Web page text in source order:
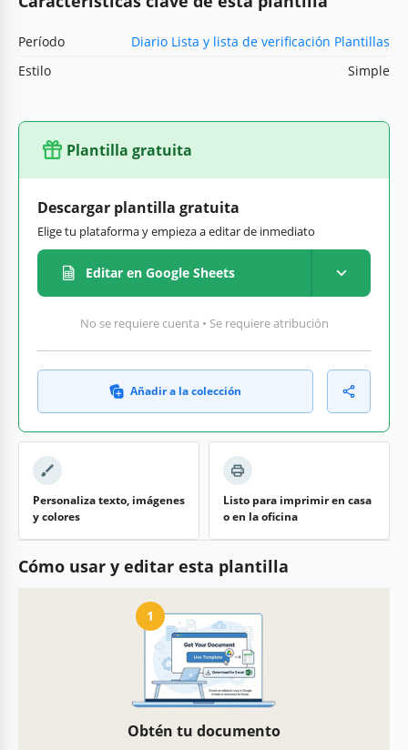
Período
Diario Lista y lista de verificación Plantillas
Estilo
Simple
Plantilla gratuita
Descargar plantilla gratuita
Elige tu plataforma y empieza a editar de inmediato
Editar en Google Sheets
No se requiere cuenta • Se requiere atribución
Añadir a la colección
Personaliza texto, imágenes
y colores
Listo para imprimir en casa
o en la oficina
Cómo usar y editar esta plantilla
1
Obtén tu documento